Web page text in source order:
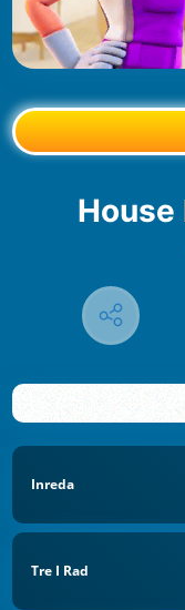
Inreda
Tre I Rad